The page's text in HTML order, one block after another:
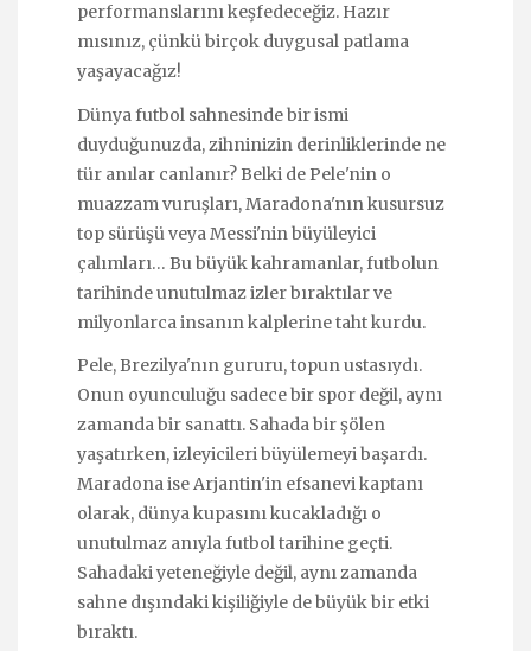
performanslarını keşfedeceğiz. Hazır
mısınız, çünkü birçok duygusal patlama
yaşayacağız!
Dünya futbol sahnesinde bir ismi
duyduğunuzda, zihninizin derinliklerinde ne
tür anılar canlanır? Belki de Pele'nin o
muazzam vuruşları, Maradona'nın kusursuz
top sürüşü veya Messi'nin büyüleyici
çalımları… Bu büyük kahramanlar, futbolun
tarihinde unutulmaz izler bıraktılar ve
milyonlarca insanın kalplerine taht kurdu.
Pele, Brezilya'nın gururu, topun ustasıydı.
Onun oyunculuğu sadece bir spor değil, aynı
zamanda bir sanattı. Sahada bir şölen
yaşatırken, izleyicileri büyülemeyi başardı.
Maradona ise Arjantin'in efsanevi kaptanı
olarak, dünya kupasını kucakladığı o
unutulmaz anıyla futbol tarihine geçti.
Sahadaki yeteneğiyle değil, aynı zamanda
sahne dışındaki kişiliğiyle de büyük bir etki
bıraktı.